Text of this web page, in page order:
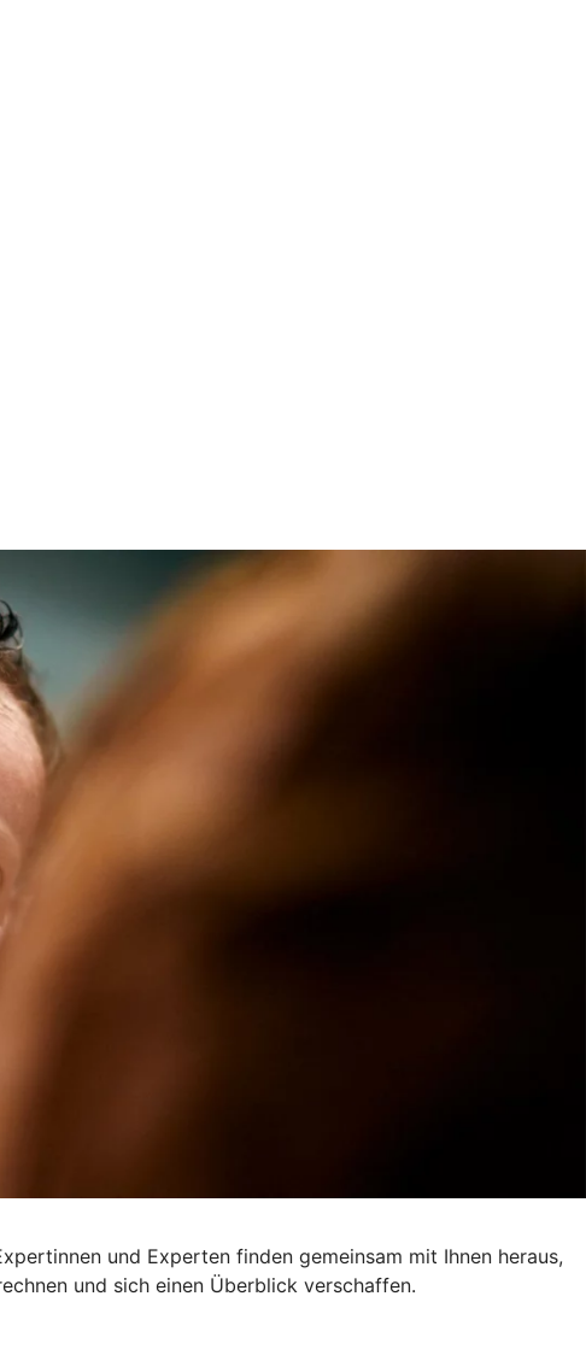
und Experten finden gemeinsam mit Ihnen heraus,
und sich einen Überblick verschaffen.